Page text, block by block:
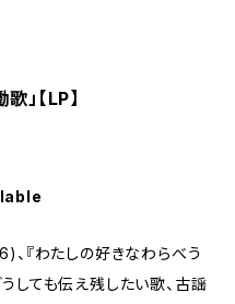
」【LP】
、『わたしの好きなわらべう
しても伝え残したい歌、古謡